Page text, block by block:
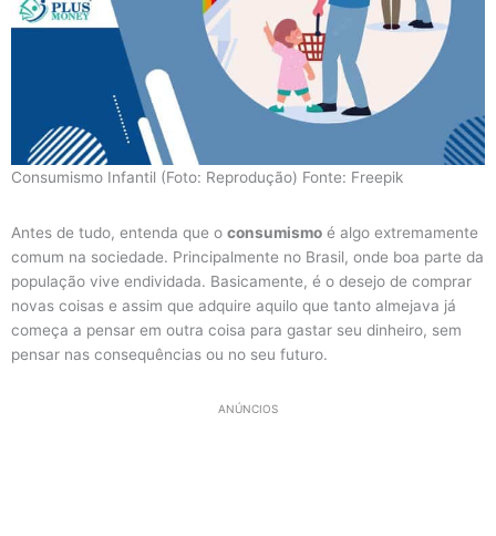
Consumismo Infantil (Foto: Reprodução) Fonte: Freepik
Antes de tudo, entenda que o consumismo é algo extremamente
comum na sociedade. Principalmente no Brasil, onde boa parte da
população vive endividada. Basicamente, é o desejo de comprar
novas coisas e assim que adquire aquilo que tanto almejava já
começa a pensar em outra coisa para gastar seu dinheiro, sem
pensar nas consequências ou no seu futuro.
ANÚNCIOS